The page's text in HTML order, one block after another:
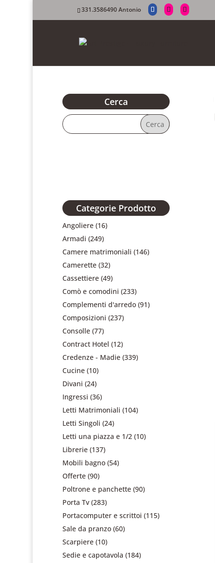
331.3586490 Antonio
Cerca
Categorie Prodotto
Angoliere (16)
Armadi (249)
Camere matrimoniali (146)
Camerette (32)
Cassettiere (49)
Comò e comodini (233)
Complementi d'arredo (91)
Composizioni (237)
Consolle (77)
Contract Hotel (12)
Credenze - Madie (339)
Cucine (10)
Divani (24)
Ingressi (36)
Letti Matrimoniali (104)
Letti Singoli (24)
Letti una piazza e 1/2 (10)
Librerie (137)
Mobili bagno (54)
Offerte (90)
Poltrone e panchette (90)
Porta Tv (283)
Portacomputer e scrittoi (115)
Sale da pranzo (60)
Scarpiere (10)
Sedie e capotavola (184)